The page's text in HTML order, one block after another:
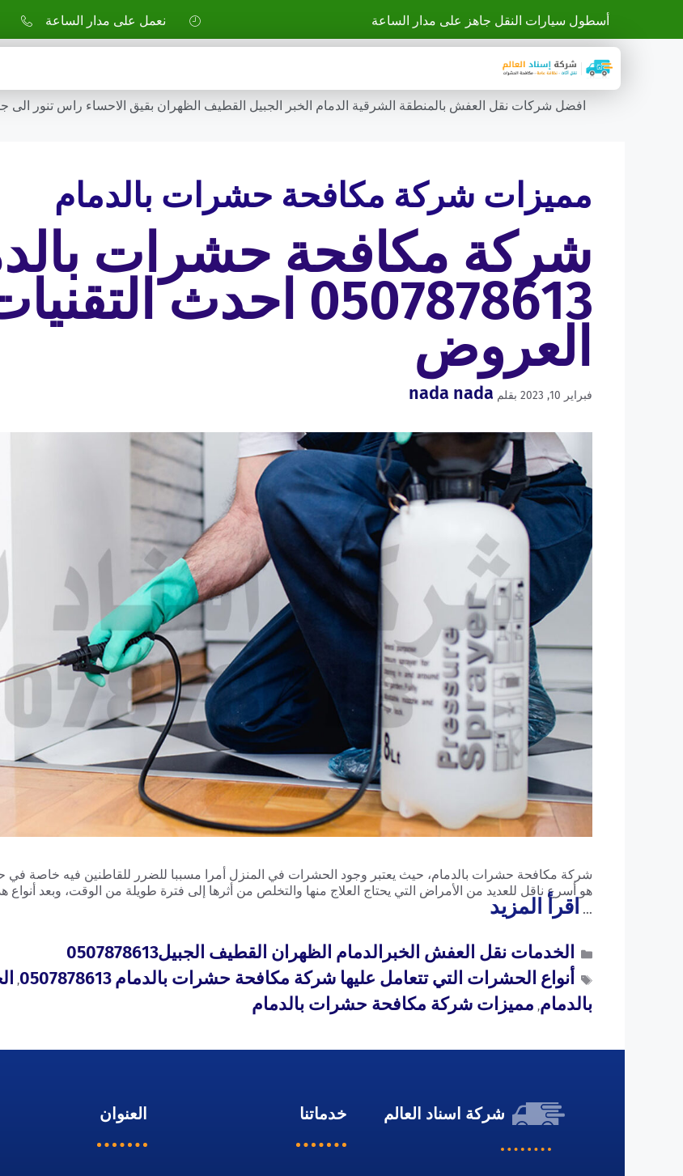
أسطول سيارات النقل جاهز على مدار الساعة نعمل على مدار الساعة
افضل شركات نقل العفش بالمنطقة الشرقية الدمام الخبر الجبيل القطيف الظهران بقيق الاحساء راس تنور
مميزات شركة مكافحة حشرات بالدمام
شركة مكافحة حشرات
0507878613 احدث
العروض
فبراير 10, 2023 بقلم nada nada
شركة مكافحة حشرات بالدمام، حيث يعتبر وجود الحشرات في المنزل أمرا مسببا للضرر للقاطنين فيه خاصة في
هو أسرع ناقل للعديد من الأمراض التي يحتاج العلاج منها والتخلص من أثرها إلى فترة طويلة من الوقت، وبعد
… اقرأ المزيد
الخدمات نقل العفش الخبرالدمام الظهران القطيف الجبيل0507878613
أنواع الحشرات التي تتعامل عليها شركة مكافحة حشرات بالدمام 0507878613
,
بالدمام, مميزات شركة مكافحة حشرات بالدمام
شركة اسناد العالم خدماتنا العنوان